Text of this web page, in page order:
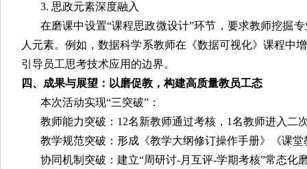
3. 思政元素深度融入
在磨课中设置“课程思政微设计”环节，要求教师挖掘
人元素。例如，数据科学系教师在《数据可视化》课程中
引导员工思考技术应用的边界。
四、成果与展望：以磨促教，构建高质量教员工态
本次活动实现“三突破”：
教师能力突破：12名新教师通过考核，1名教师进入二
教学规范突破：形成《教学大纲修订操作手册》《课
协同机制突破：建立“周研讨-月互评-学期考核”常态化